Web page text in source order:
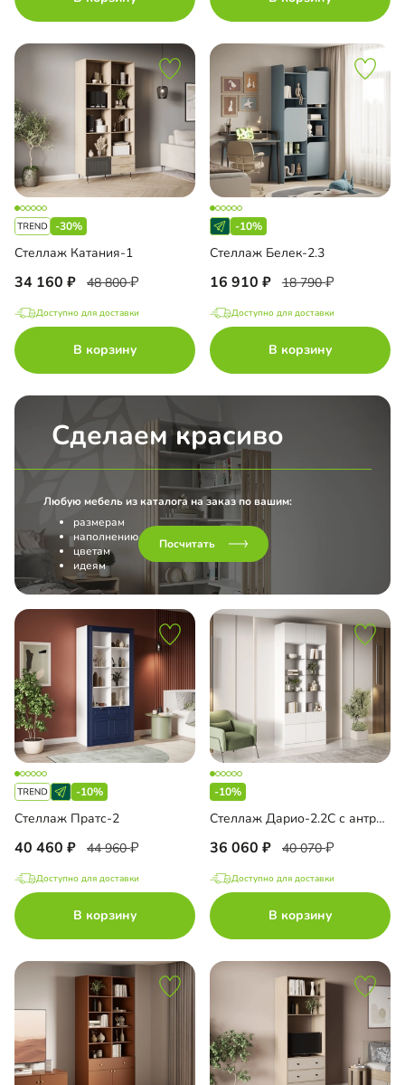
-30%
Стеллаж Катания-1
34 160 48 800
Доступно для доставки
В корзину
-10%
Стеллаж Белек-2.3
16 910 18 790
Доступно для доставки
В корзину
Сделаем красиво
Любую мебель из каталога на заказ по вашим:
размерам
наполнению
цветам
идеям
Посчитать
-10%
Стеллаж Пратс-2
40 460 44 960
Доступно для доставки
В корзину
-10%
Стеллаж Дарио-2.2С с антресолью
36 060 40 070
Доступно для доставки
В корзину